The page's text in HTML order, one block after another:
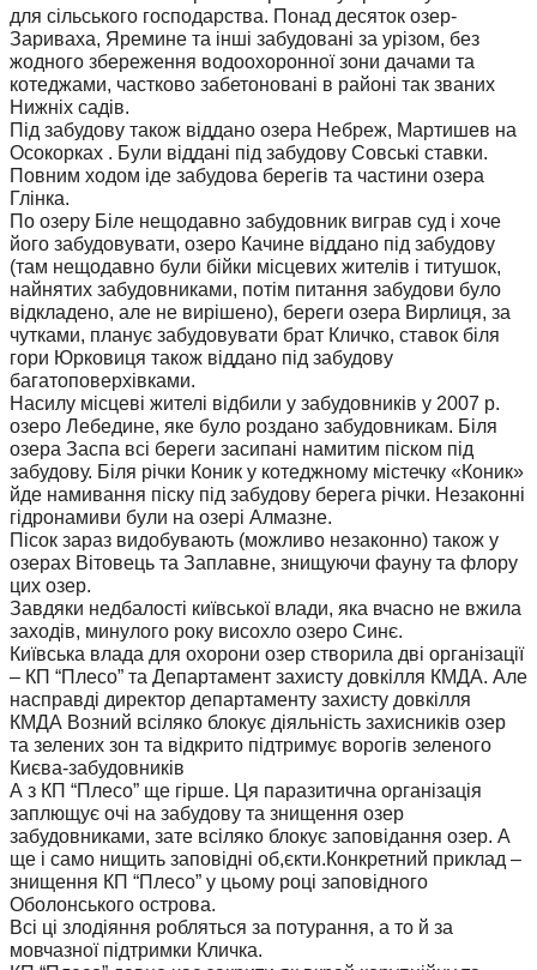
для сільського господарства. Понад десяток озер-
Зариваха, Яремине та інші забудовані за урізом, без
жодного збереження водоохоронної зони дачами та
котеджами, частково забетоновані в районі так званих
Нижніх садів.
Під забудову також віддано озера Небреж, Мартишев на
Осокорках . Були віддані під забудову Совські ставки.
Повним ходом іде забудова берегів та частини озера
Глінка.
По озеру Біле нещодавно забудовник виграв суд і хоче
його забудовувати, озеро Качине віддано під забудову
(там нещодавно були бійки місцевих жителів і титушок,
найнятих забудовниками, потім питання забудови було
відкладено, але не вирішено), береги озера Вирлиця, за
чутками, планує забудовувати брат Кличко, ставок біля
гори Юрковиця також віддано під забудову
багатоповерхівками.
Насилу місцеві жителі відбили у забудовників у 2007 р.
озеро Лебедине, яке було роздано забудовникам. Біля
озера Заспа всі береги засипані намитим піском під
забудову. Біля річки Коник у котеджному містечку «Коник»
йде намивання піску під забудову берега річки. Незаконні
гідронамиви були на озері Алмазне.
Пісок зараз видобувають (можливо незаконно) також у
озерах Вітовець та Заплавне, знищуючи фауну та флору
цих озер.
Завдяки недбалості київської влади, яка вчасно не вжила
заходів, минулого року висохло озеро Синє.
Київська влада для охорони озер створила дві організації
– КП “Плесо” та Департамент захисту довкілля КМДА. Але
насправді директор департаменту захисту довкілля
КМДА Возний всіляко блокує діяльність захисників озер
та зелених зон та відкрито підтримує ворогів зеленого
Києва-забудовників
А з КП “Плесо” ще гірше. Ця паразитична організація
заплющує очі на забудову та знищення озер
забудовниками, зате всіляко блокує заповідання озер. А
ще і само нищить заповідні об,єкти.Конкретний приклад –
знищення КП “Плесо” у цьому році заповідного
Оболонського острова.
Всі ці злодіяння робляться за потурання, а то й за
мовчазної підтримки Кличка.